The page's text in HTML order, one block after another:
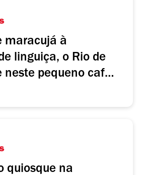
maracujá à
linguiça, o Rio de
neste pequeno café
quiosque na